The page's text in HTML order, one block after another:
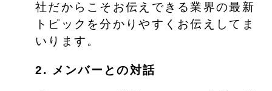
社だからこそお伝えできる業界の最新
トピックを分かりやすくお伝えしてま
いります。
2. メンバーとの対話